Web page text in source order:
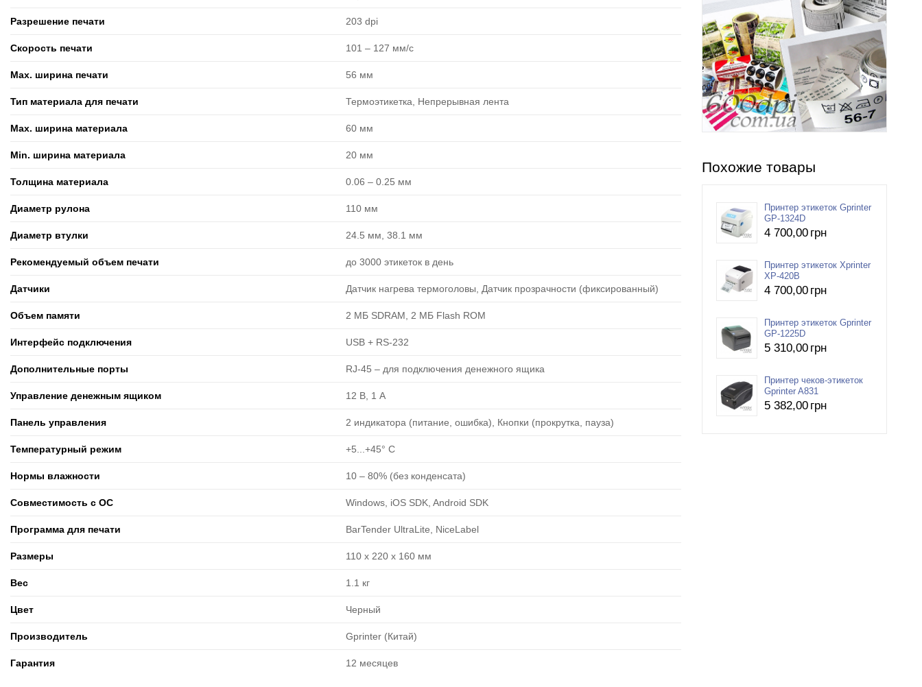
Разрешение печати 203 dpi
Скорость печати 101 ‒ 127 мм/с
Max. ширина печати 56 мм
Тип материала для печати Термоэтикетка, Непрерывная лента
Max. ширина материала 60 мм
Min. ширина материала 20 мм
Толщина материала 0.06 ‒ 0.25 мм
Диаметр рулона 110 мм
Диаметр втулки 24.5 мм, 38.1 мм
Рекомендуемый объем печати до 3000 этикеток в день
Датчики Датчик нагрева термоголовы, Датчик прозрачности (фиксированный)
Объем памяти 2 МБ SDRAM, 2 МБ Flash ROM
Интерфейс подключения USB + RS-232
Дополнительные порты RJ-45 ‒ для подключения денежного ящика
Управление денежным ящиком 12 В, 1 A
Панель управления 2 индикатора (питание, ошибка), Кнопки (прокрутка, пауза)
Температурный режим +5...+45° C
Нормы влажности 10 ‒ 80% (без конденсата)
Совместимость с ОС Windows, iOS SDK, Android SDK
Программа для печати BarTender UltraLite, NiceLabel
Размеры 110 x 220 x 160 мм
Вес 1.1 кг
Цвет Черный
Производитель Gprinter (Китай)
Гарантия 12 месяцев
Похожие товары
Принтер этикеток Gprinter
GP-1324D
4 700,00 грн
Принтер этикеток Xprinter
XP-420B
4 700,00 грн
Принтер этикеток Gprinter
GP-1225D
5 310,00 грн
Принтер чеков-этикеток
Gprinter A831
5 382,00 грн